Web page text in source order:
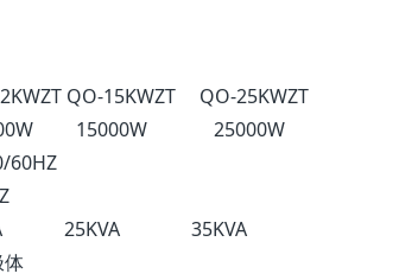
QO-15KWZT QO-25KWZT
15000W 25000W
25KVA 35KVA